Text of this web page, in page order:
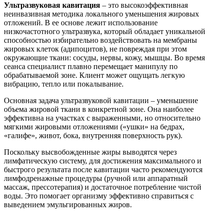
Ультразвуковая кавитация – это высокоэффективная
неинвазивная методика локального уменьшения жировых
отложений. В ее основе лежит использование
низкочастотного ультразвука, который обладает уникальной
способностью избирательно воздействовать на мембраны
жировых клеток (адипоцитов), не повреждая при этом
окружающие ткани: сосуды, нервы, кожу, мышцы. Во время
сеанса специалист плавно перемещает манипулу по
обрабатываемой зоне. Клиент может ощущать легкую
вибрацию, тепло или покалывание.
Основная задача ультразвуковой кавитации – уменьшение
объема жировой ткани в конкретной зоне. Она наиболее
эффективна на участках с выраженными, но относительно
мягкими жировыми отложениями («ушки» на бедрах,
«галифе», живот, бока, внутренняя поверхность рук).
Поскольку высвобожденные жиры выводятся через
лимфатическую систему, для достижения максимального и
быстрого результата после кавитации часто рекомендуются
лимфодренажные процедуры (ручной или аппаратный
массаж, прессотерапия) и достаточное потребление чистой
воды. Это помогает организму эффективно справиться с
выведением эмульгированных жиров.